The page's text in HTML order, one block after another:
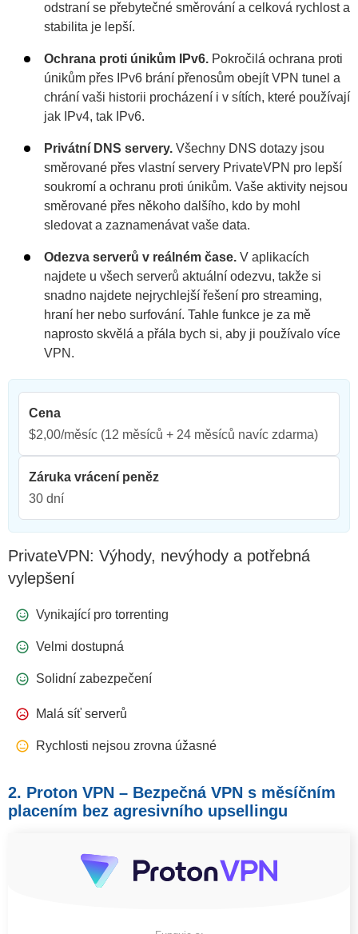
odstraní se přebytečné směrování a celková rychlost a
stabilita je lepší.
Ochrana proti únikům IPv6. Pokročilá ochrana proti
únikům přes IPv6 brání přenosům obejít VPN tunel a
chrání vaši historii procházení i v sítích, které používají
jak IPv4, tak IPv6.
Privátní DNS servery. Všechny DNS dotazy jsou
směrované přes vlastní servery PrivateVPN pro lepší
soukromí a ochranu proti únikům. Vaše aktivity nejsou
směrované přes někoho dalšího, kdo by mohl
sledovat a zaznamenávat vaše data.
Odezva serverů v reálném čase. V aplikacích
najdete u všech serverů aktuální odezvu, takže si
snadno najdete nejrychlejší řešení pro streaming,
hraní her nebo surfování. Tahle funkce je za mě
naprosto skvělá a přála bych si, aby ji používalo více
VPN.
Cena
$2,00/měsíc (12 měsíců + 24 měsíců navíc zdarma)
Záruka vrácení peněz
30 dní
PrivateVPN: Výhody, nevýhody a potřebná
vylepšení
Vynikající pro torrenting
Velmi dostupná
Solidní zabezpečení
Malá síť serverů
Rychlosti nejsou zrovna úžasné
2. Proton VPN – Bezpečná VPN s měsíčním
placením bez agresivního upsellingu